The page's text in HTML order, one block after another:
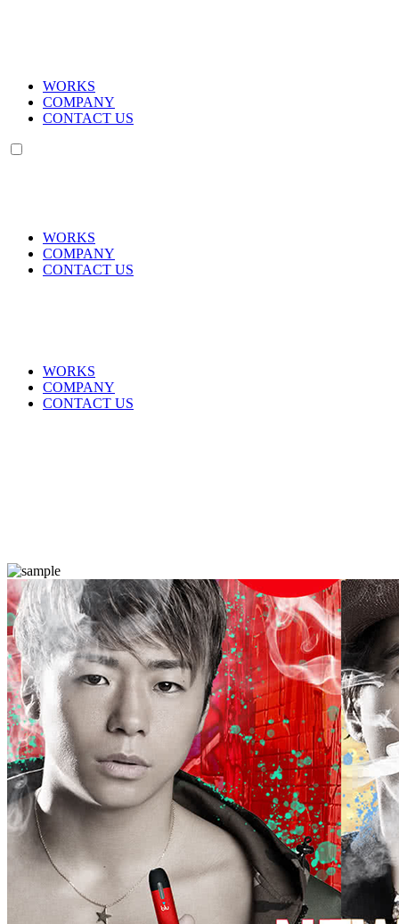
WORKS
COMPANY
CONTACT US
WORKS
COMPANY
CONTACT US
WORKS
COMPANY
CONTACT US